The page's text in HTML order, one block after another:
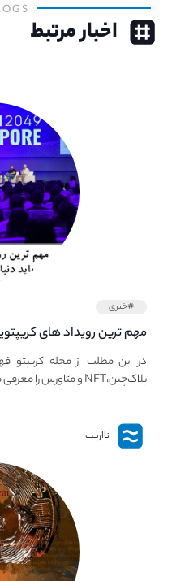
اخبار مرتبط
#خبری
معرفی بهترین رویداد های
در این مطلب از مجله کریپتو
بلاک‌چین،NFT و متاورس را معرفی می‌کنیم.
نااریب